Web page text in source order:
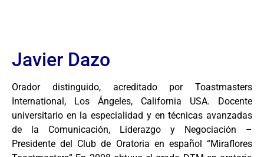
Javier Dazo
Orador distinguido, acreditado por Toastmasters
International, Los Ángeles, California USA. Docente
universitario en la especialidad y en técnicas avanzadas
de la Comunicación, Liderazgo y Negociación –
Presidente del Club de Oratoria en español “Miraflores